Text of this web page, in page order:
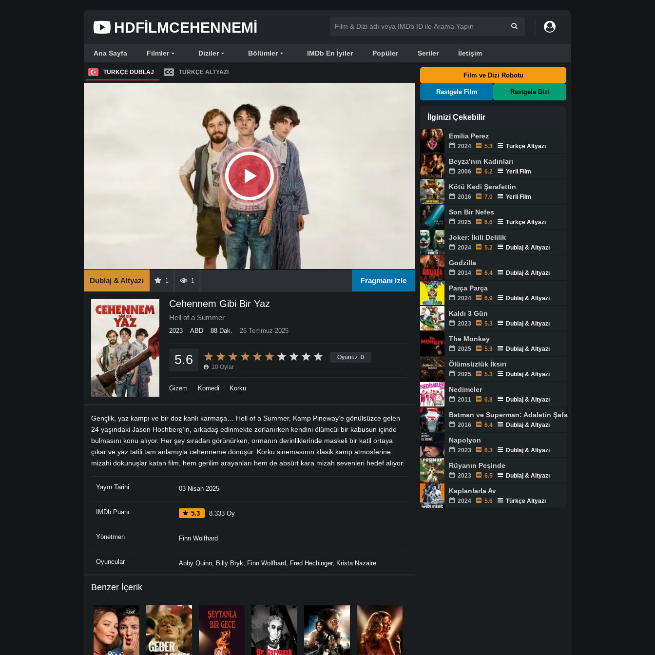
HDFILMCEHENNEMI
Ana Sayfa Filmler Diziler Bölümler IMDb En İyiler Popüler Seriler İletişim
TÜRKÇE DUBLAJ TÜRKÇE ALTYAZI
Dublaj & Altyazı 1 1 Fragmanı izle
Cehennem Gibi Bir Yaz
Hell of a Summer
2023 ABD 88 Dak. 26 Temmuz 2025
Oyunuz: 0
5.6 10 Oylar
Gizem Komedi Korku
Gençlik, yaz kampı ve bir doz kanlı karmaşa… Hell of a Summer, Kamp Pineway’e gönülsüzce gelen
24 yaşındaki Jason Hochberg’in, arkadaş edinmekte zorlanırken kendini ölümcül bir kabusun içinde
bulmasını konu alıyor. Her şey sıradan görünürken, ormanın derinliklerinde maskeli bir katil ortaya
çıkar ve yaz tatili tam anlamıyla cehenneme dönüşür. Korku sinemasının klasik kamp atmosferine
mizahi dokunuşlar katan film, hem gerilim arayanları hem de absürt kara mizah sevenleri hedef alıyor.
Yayın Tarihi 03 Nisan 2025
IMDb Puanı 5.3 8.333 Oy
Yönetmen Finn Wolfhard
Oyuncular Abby Quinn Billy Bryk Finn Wolfhard Fred Hechinger, Krista Nazaire
Benzer İçerik
Film ve Dizi Robotu
Rastgele Film Rastgele Dizi
İlginizi Çekebilir
Emilia Perez
2024 5.3 Türkçe Altyazı
Beyza’nın Kadınları
2006 6.2 Yerli Film
Kötü Kedi Şerafettin
2016 7.0 Yerli Film
Son Bir Nefes
2025 6.6 Türkçe Altyazı
Joker: İkili Delilik
2024 5.2 Dublaj & Altyazı
Godzilla
2014 6.4 Dublaj & Altyazı
Parça Parça
2024 6.9 Dublaj & Altyazı
Kaldı 3 Gün
2023 5.3 Dublaj & Altyazı
The Monkey
2025 5.9 Dublaj & Altyazı
Ölümsüzlük İksiri
2025 5.3 Dublaj & Altyazı
Nedimeler
2011 6.8 Dublaj & Altyazı
Batman ve Superman: Adaletin Şafağı
2016 6.4 Dublaj & Altyazı
Napolyon
2023 6.3 Dublaj & Altyazı
Rüyanın Peşinde
2023 6.5 Dublaj & Altyazı
Kaplanlarla Av
2024 5.6 Türkçe Altyazı